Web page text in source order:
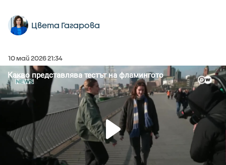
Цвета Гагарова
10 май 2026 21:34